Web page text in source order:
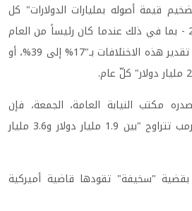
قيمة أصوله بمليارات الدولارات" كل
عام بين عامي 2011 و2021 - بما في ذلك عندما كان رئيساً من العام
2017 إلى العام 2021. وتمّ تقدير هذه الاختلافات بـ"17% إلى 39%، أو
مكتب النيابة العامة، الجمعة، فإن
المبالغة في تقدير أصول ترمب تتراوح "بين 1.9 مليار دولار و3.6 مليار
بقضية "سخيفة" تقودها قاضية أميركية